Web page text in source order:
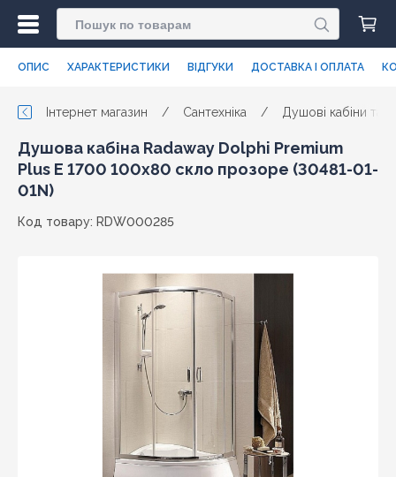
ОПИС ХАРАКТЕРИСТИКИ ВІДГУКИ ДОСТАВКА І ОПЛАТА
Інтернет магазин / Сантехніка / Душові кабіни та
Душова кабіна Radaway Dolphi Premium
Plus E 1700 100x80 скло прозоре (30481-01-
01N)
Код товару: RDW000285